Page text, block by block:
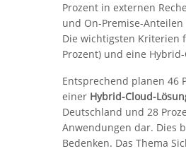
Prozent in externen
und On-Premise-
Die wichtigsten Kriterien
Prozent) und eine
Entsprechend planen 46
einer Hybrid-Cloud-
Deutschland und 28
Anwendungen dar. Dies
Bedenken. Das Thema